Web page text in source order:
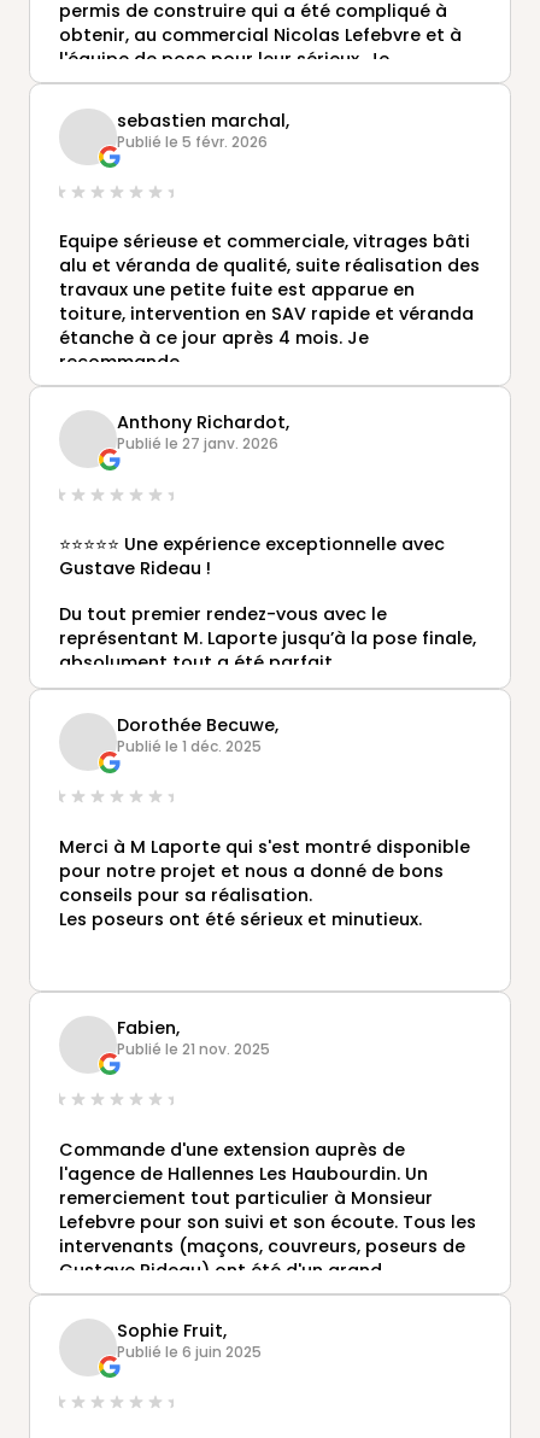
permis de construire qui a été compliqué à
obtenir, au commercial Nicolas Lefebvre et à
l'équipe de pose pour leur sérieux. Je
recommande
sebastien marchal,
Publié le 5 févr. 2026
Equipe sérieuse et commerciale, vitrages bâti
alu et véranda de qualité, suite réalisation des
travaux une petite fuite est apparue en
toiture, intervention en SAV rapide et véranda
étanche à ce jour après 4 mois. Je
recommande
Anthony Richardot,
Publié le 27 janv. 2026
⭐⭐⭐⭐⭐ Une expérience exceptionnelle avec
Gustave Rideau !
Du tout premier rendez-vous avec le
représentant M. Laporte jusqu’à la pose finale,
absolument tout a été parfait.
Un accompagnement irréprochable, des
conseils de grande qualité et un vrai
sentiment d’être entre de bonnes mains du
début à la fin.
L’équipe de pose mérite une mention spéciale
passionnée par son travail. Le chantier est
propre, soigné, et le résultat est juste
incroyable.
Confort thermique, luminosité, qualité des
matériaux… tout est réuni. On a clairement
gagné une nouvelle pièce de vie, agréable en
toute saison.
Je suis plus que ravi, même enthousiasmé par
le résultat.
Un immense merci à toute l’équipe Gustave
Rideau pour ce projet mené à la perfection.
👉 Je recommande à 1000 % les yeux fermés !
Dorothée Becuwe,
Publié le 1 déc. 2025
Merci à M Laporte qui s'est montré disponible
pour notre projet et nous a donné de bons
conseils pour sa réalisation.
Les poseurs ont été sérieux et minutieux.
Fabien,
Publié le 21 nov. 2025
Commande d'une extension auprès de
l'agence de Hallennes Les Haubourdin. Un
remerciement tout particulier à Monsieur
Lefebvre pour son suivi et son écoute. Tous les
intervenants (maçons, couvreurs, poseurs de
Gustave Rideau) ont été d'un grand
professionnalisme.
Sophie Fruit,
Publié le 6 juin 2025